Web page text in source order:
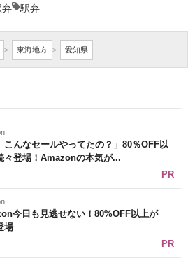
ト
援
ト
ア
線
弁 駅弁
> 東海地方 > 愛知県
こんなセールやってたの？」80％OFF以
々登場！Amazonの本気が...
PR
今日も見逃せない！80%OFF以上が
場
PR